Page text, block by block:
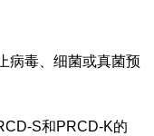
病毒、细菌或真菌预
S和PRCD-K的